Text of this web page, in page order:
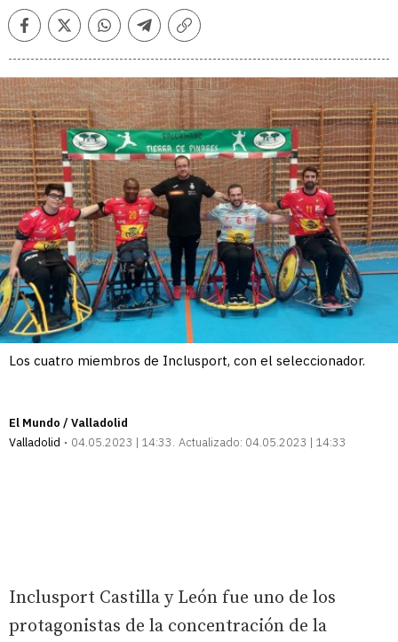
FacebookTwitterWhatsappTelegramCopiar
Los cuatro miembros de Inclusport, con el seleccionador.
El Mundo / Valladolid
Valladolid
04.05.2023 | 14:33 Actualizado: 04.05.2023 | 14:33
Inclusport Castilla y León fue uno de los
protagonistas de la concentración de la